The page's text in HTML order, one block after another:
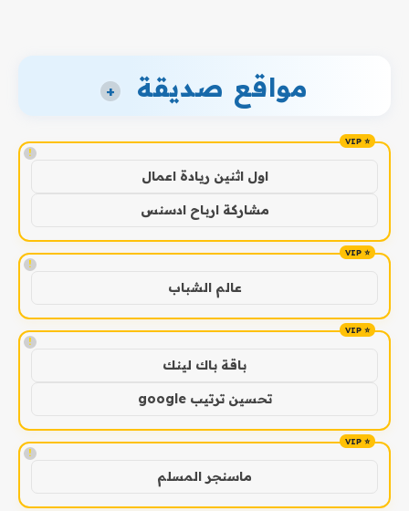
مواقع صديقة +
!
اول اثنين ريادة اعمال
مشاركة ارباح ادسنس
!
عالم الشباب
!
باقة باك لينك
تحسين ترتيب google
!
ماسنجر المسلم